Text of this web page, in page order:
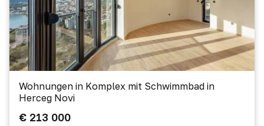
Wohnungen in Komplex mit Schwimmbad in
Herceg Novi
€ 213 000